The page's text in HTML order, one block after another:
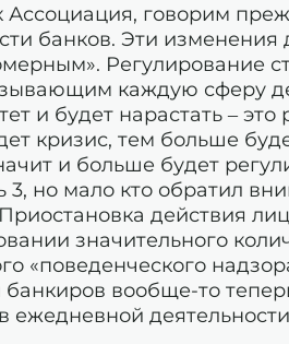
говорим
банков. Эти
Регулирование
каждую сферу
и будет нарастать –
кризис, тем больше
и больше будет
3, но мало кто обратил
действия
значительного
«поведенческого
банкиров вообще-то
ежедневной деятельности